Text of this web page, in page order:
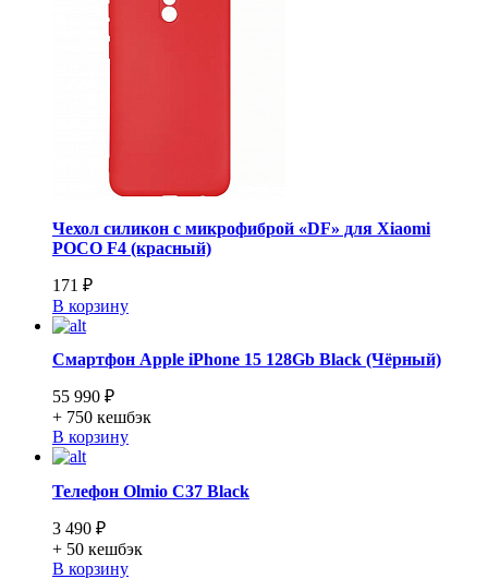
Чехол силикон с микрофиброй «DF» для Xiaomi
POCO F4 (красный)
171 ₽
В корзину
Смартфон Apple iPhone 15 128Gb Black (Чёрный)
55 990 ₽
+ 750 кешбэк
В корзину
Телефон Olmio C37 Black
3 490 ₽
+ 50 кешбэк
В корзину